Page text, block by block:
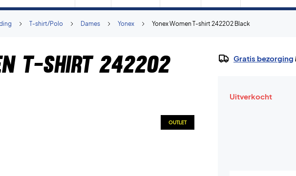
Yonex Women T-shirt 242202 Black
Yonex
Dames
T-shirt/Polo
T-shirt 242202
OUTLET
Gratis bezorging
Uitverkocht